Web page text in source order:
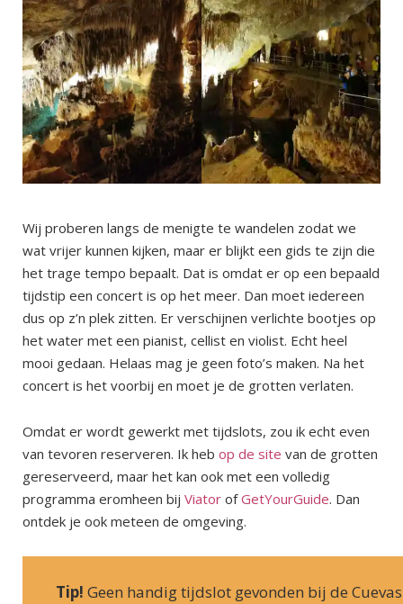
Wij proberen langs de menigte te wandelen zodat we
wat vrijer kunnen kijken, maar er blijkt een gids te zijn die
het trage tempo bepaalt. Dat is omdat er op een bepaald
tijdstip een concert is op het meer. Dan moet iedereen
dus op z’n plek zitten. Er verschijnen verlichte bootjes op
het water met een pianist, cellist en violist. Echt heel
mooi gedaan. Helaas mag je geen foto’s maken. Na het
concert is het voorbij en moet je de grotten verlaten.
Omdat er wordt gewerkt met tijdslots, zou ik echt even
van tevoren reserveren. Ik heb op de site van de grotten
gereserveerd, maar het kan ook met een volledig
programma eromheen bij Viator ofGetYourGuide. Dan
ontdek je ook meteen de omgeving.
Tip! Geen handig tijdslot gevonden bij de Cuevas